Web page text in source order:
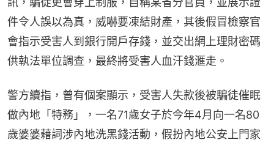
件令人誤以為真，威嚇要凍結財產，其後假冒檢察官
會指示受害人到銀行開戶存錢，並交出網上理財密碼
供執法單位調查，最終將受害人血汗錢滙走。
警方續指，曾有個案顯示，受害人失款後被騙徒催眠
做內地「特務」，一名71歲女子於今年4月向一名80
歲婆婆藉詞涉內地洗黑錢活動，假扮內地公安上門家